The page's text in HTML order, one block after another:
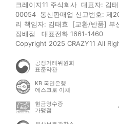
크레이지11 주식회사 대표자: 김
00054 통신판매업 신고번호: 제
리 책임자: 김태효 [교환/반품] 부
집배점 대표전화 1661-1460
Copyright 2025 CRAZY11 All
공정거래위원회
표준약관
KB 국민은행
에스크로 이체
현금영수증
가맹점